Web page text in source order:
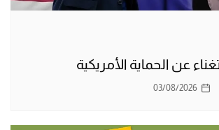
عن الحماية الأمريكية
03/08/2026